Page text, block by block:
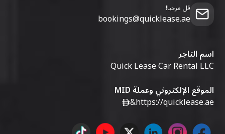
قل مرحبا!
bookings@quicklease.ae
اسم التاجر
Quick Lease Car Rental LLC
الموقع الإلكتروني وعملة MID
https://quicklease.ae
&